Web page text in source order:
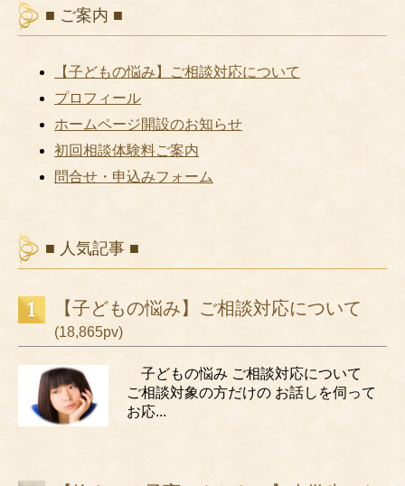
■ ご案内 ■
【子どもの悩み】ご相談対応について
プロフィール
ホームページ開設のお知らせ
初回相談体験料ご案内
問合せ・申込みフォーム
■ 人気記事 ■
【子どもの悩み】ご相談対応について
(18,865pv)
子どもの悩み ご相談対応について
ご相談対象の方だけの お話しを伺って
お応...